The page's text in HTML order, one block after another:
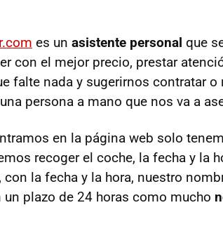
es un asistente personal que
con el mejor precio, prestar
falte nada y sugerirnos contratar
persona a mano que nos va a
en la página web solo
recoger el coche, la fecha y la
con la fecha y la hora, nuestro
plazo de 24 horas como mucho